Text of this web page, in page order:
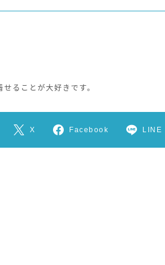
ることが大好きです。
X Facebook LINE